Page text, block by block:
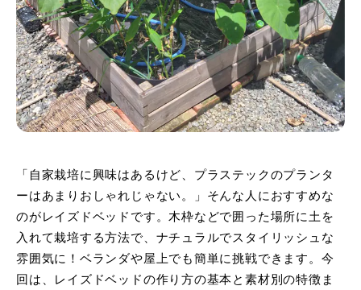
「自家栽培に興味はあるけど、プラステックのプランタ
ーはあまりおしゃれじゃない。」そんな人におすすめな
のがレイズドベッドです。木枠などで囲った場所に土を
入れて栽培する方法で、ナチュラルでスタイリッシュな
雰囲気に！ベランダや屋上でも簡単に挑戦できます。今
回は、レイズドベッドの作り方の基本と素材別の特徴ま